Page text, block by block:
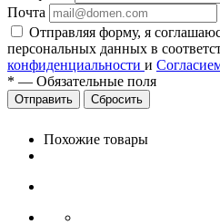
Почта
Отправляя форму, я
персональных данных в
конфиденциальности и
* — Обязательные поля
Сбросить
Похожие товары